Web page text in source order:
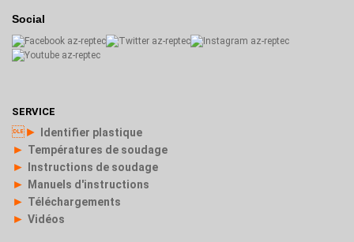
Social
SERVICE
► Identifier plastique
► Températures de soudage
► Instructions de soudage
► Manuels d'instructions
► Téléchargements
► Vidéos